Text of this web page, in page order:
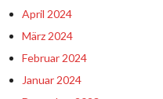
April 2024
März 2024
Februar 2024
Januar 2024